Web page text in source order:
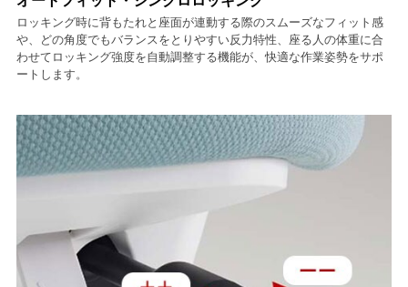
ロッキング時に背もたれと座面が連動する際のスムーズなフィット感
や、どの角度でもバランスをとりやすい反力特性、座る人の体重に合
わせてロッキング強度を自動調整する機能が、快適な作業姿勢をサポ
ートします。